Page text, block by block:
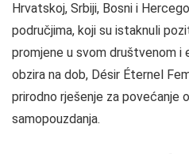
Hrvatskoj, Srbiji, Bosni i
područjima, koji su istaknuli
promjene u svom društvenom i
obzira na dob, Désir Éternel
prirodno rješenje za povećanje
samopouzdanja.